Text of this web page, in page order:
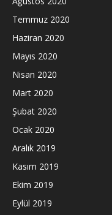
Temmuz 2020
Haziran 2020
Mayıs 2020
Nisan 2020
Mart 2020
Şubat 2020
Ocak 2020
Aralık 2019
Kasım 2019
Ekim 2019
Eylül 2019